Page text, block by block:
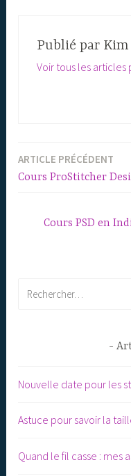
Publié par
Voir tous les articles
Navigation
ARTICLE PRÉCÉDENT
Cours ProStitcher
Cours PSD en
Nouvelle date pour les
Astuce pour savoir la
Quand le fil casse : mes